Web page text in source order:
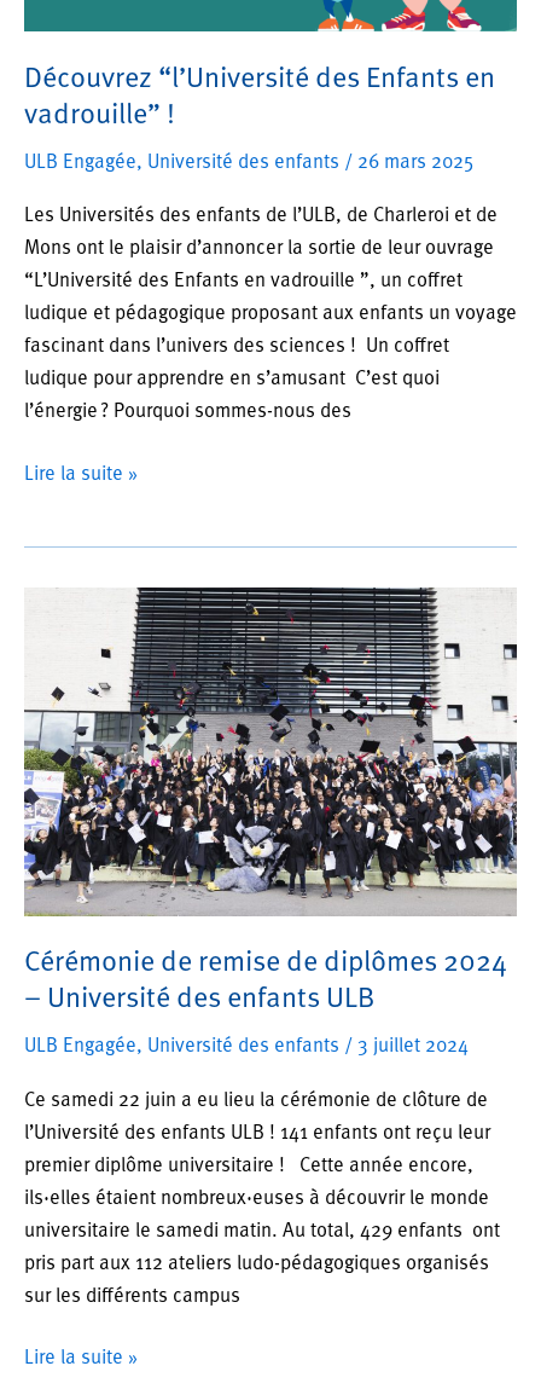
Découvrez “l’Université des Enfants en
vadrouille” !
ULB Engagée, Université des enfants / 26 mars 2025
Les Universités des enfants de l’ULB, de Charleroi et de
Mons ont le plaisir d’annoncer la sortie de leur ouvrage
“L’Université des Enfants en vadrouille ”, un coffret
ludique et pédagogique proposant aux enfants un voyage
fascinant dans l’univers des sciences ! Un coffret
ludique pour apprendre en s’amusant C’est quoi
l’énergie ? Pourquoi sommes-nous des
Découvrez
Lire la suite »
Cérémonie de remise de diplômes 2024
– Université des enfants ULB
ULB Engagée, Université des enfants / 3 juillet 2024
Ce samedi 22 juin a eu lieu la cérémonie de clôture de
l’Université des enfants ULB ! 141 enfants ont reçu leur
premier diplôme universitaire ! Cette année encore,
ils·elles étaient nombreux·euses à découvrir le monde
universitaire le samedi matin. Au total, 429 enfants ont
pris part aux 112 ateliers ludo-pédagogiques organisés
sur les différents campus
Cérémonie
Lire la suite »